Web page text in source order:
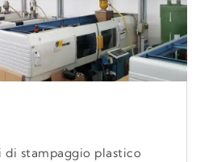
stampaggio plastico